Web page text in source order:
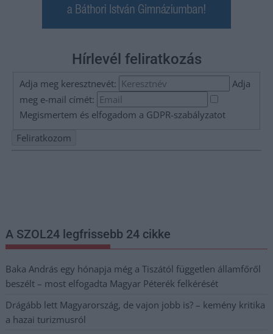
Hírlevél feliratkozás
Adja meg keresztnevét:
Adja
meg e-mail címét:
Megismertem és elfogadom a GDPR-szabályzatot
A SZOL24 legfrissebb 24 cikke
Baka András egy hónapja még a Tiszától független államfőről
beszélt – most elfogadta Magyar Péterék felkérését
Drágább lett Magyarország, de vajon jobb is? – kemény kritika
a hazai turizmusról